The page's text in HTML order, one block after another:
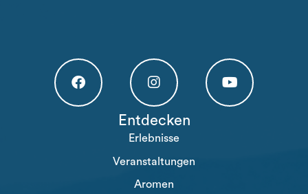
Högakusten Facebook (opens in a new tab)
Högakusten Instagram (opens in a
Entdecken
Erlebnisse
Veranstaltungen
Aromen